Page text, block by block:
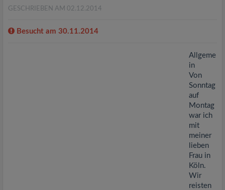
GESCHRIEBEN AM 02.12.2014
Besucht am 30.11.2014
Allgeme
in
Von
Sonntag
auf
Montag
war ich
mit
meiner
lieben
Frau in
Köln.
Wir
reisten
t